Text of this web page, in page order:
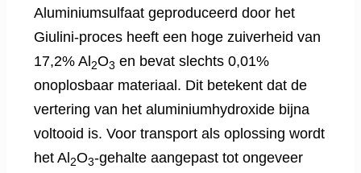
Aluminiumsulfaat geproduceerd door het
Giulini-proces heeft een hoge zuiverheid van
17,2% Al 2O3 en bevat slechts 0,01%
onoplosbaar materiaal. Dit betekent dat de
vertering van het aluminiumhydroxide bijna
voltooid is. Voor transport als oplossing wordt
het Al 2O3-gehalte aangepast tot ongeveer